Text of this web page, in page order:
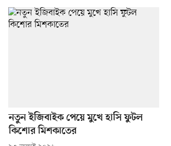
নতুন ইজিবাইক পেয়ে মুখে হাসি ফুটল
কিশোর মিশকাতের